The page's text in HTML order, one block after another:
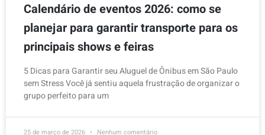
Calendário de eventos 2026: como se
planejar para garantir transporte para os
principais shows e feiras
5 Dicas para Garantir seu Aluguel de Ônibus em São Paulo
sem Stress Você já sentiu aquela frustração de organizar o
grupo perfeito para um
25 de março de 2026 Nenhum comentário